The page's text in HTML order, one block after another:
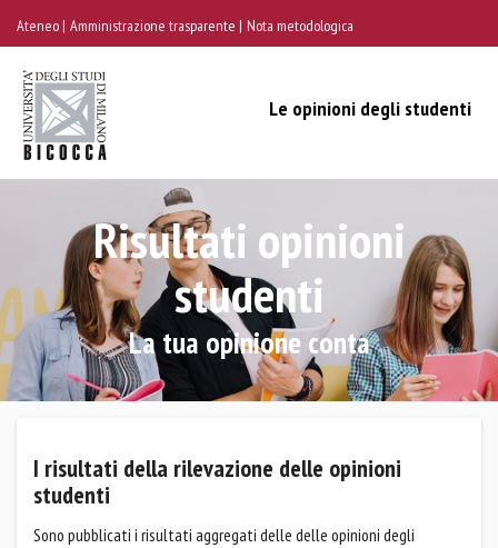
Ateneo Amministrazione trasparente Nota metodologica
Le opinioni degli studenti
Risultati opinioni
studenti
La tua opinione conta
I risultati della rilevazione delle opinioni
studenti
Sono pubblicati i risultati aggregati delle delle opinioni degli